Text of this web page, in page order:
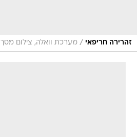
זהרירה חריפאי / מערכת וואלה, צילום מסך